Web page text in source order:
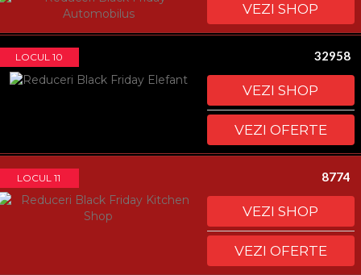
VEZI SHOP
LOCUL 10 32958
VEZI SHOP
VEZI OFERTE
LOCUL 11 8774
VEZI SHOP
VEZI OFERTE